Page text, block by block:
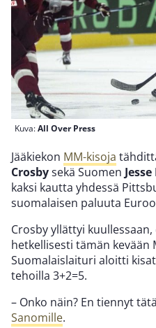
Kuva:All Over Press
Jääkiekon MM-kisoja
Crosbysekä Suomen
kaksi kautta yhdessä
suomalaisen paluuta
Crosby yllättyi
hetkellisesti tämän kevään
Suomalaislaituri aloitti
tehoilla 3+2=5.
– Onko näin? En tiennyt
Sanomille.